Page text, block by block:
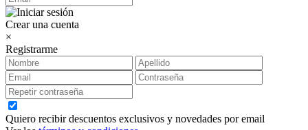
Crear una cuenta
×
Registrarme
Quiero recibir descuentos exclusivos y novedades por email